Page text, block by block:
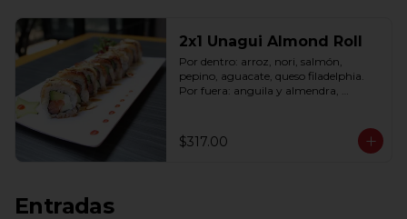
2x1 Unagui Almond Roll
Por dentro: arroz, nori, salmón,
pepino, aguacate, queso filadelphia.
Por fuera: anguila y almendra,
$317.00
Entradas